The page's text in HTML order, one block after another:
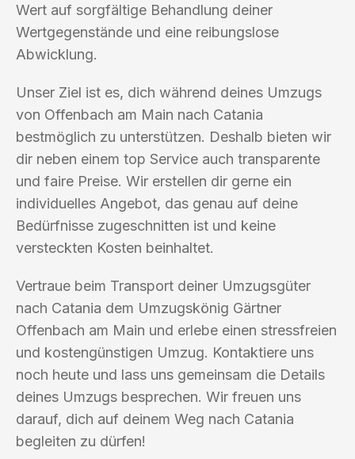
Wert auf sorgfältige Behandlung deiner
Wertgegenstände und eine reibungslose
Abwicklung.
Unser Ziel ist es, dich während deines Umzugs
von Offenbach am Main nach Catania
bestmöglich zu unterstützen. Deshalb bieten wir
dir neben einem top Service auch transparente
und faire Preise. Wir erstellen dir gerne ein
individuelles Angebot, das genau auf deine
Bedürfnisse zugeschnitten ist und keine
versteckten Kosten beinhaltet.
Vertraue beim Transport deiner Umzugsgüter
nach Catania dem Umzugskönig Gärtner
Offenbach am Main und erlebe einen stressfreien
und kostengünstigen Umzug. Kontaktiere uns
noch heute und lass uns gemeinsam die Details
deines Umzugs besprechen. Wir freuen uns
darauf, dich auf deinem Weg nach Catania
begleiten zu dürfen!